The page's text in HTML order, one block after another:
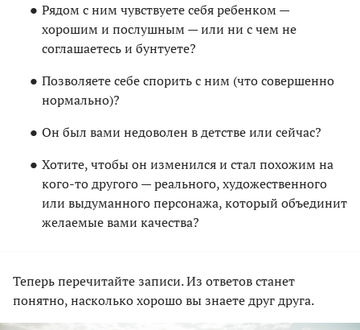
Рядом с ним чувствуете себя ребенком —
хорошим и послушным — или ни с чем не
соглашаетесь и бунтуете?
Позволяете себе спорить с ним (что совершенно
нормально)?
Он был вами недоволен в детстве или сейчас?
Хотите, чтобы он изменился и стал похожим на
кого-то другого — реального, художественного
или выдуманного персонажа, который объединит
желаемые вами качества?
Теперь перечитайте записи. Из ответов станет
понятно, насколько хорошо вы знаете друг друга.